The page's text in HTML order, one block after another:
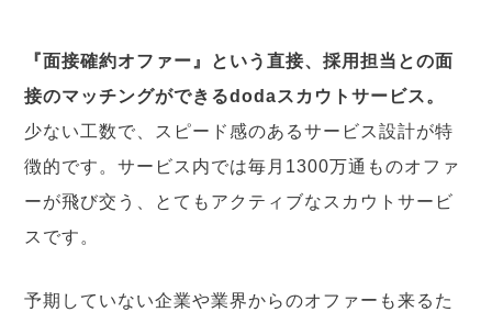
『面接確約オファー』という直接、採用担当との面
接のマッチングができるdodaスカウトサービス。
少ない工数で、スピード感のあるサービス設計が特
徴的です。サービス内では毎月1300万通ものオファ
ーが飛び交う、とてもアクティブなスカウトサービ
スです。
予期していない企業や業界からのオファーも来るた